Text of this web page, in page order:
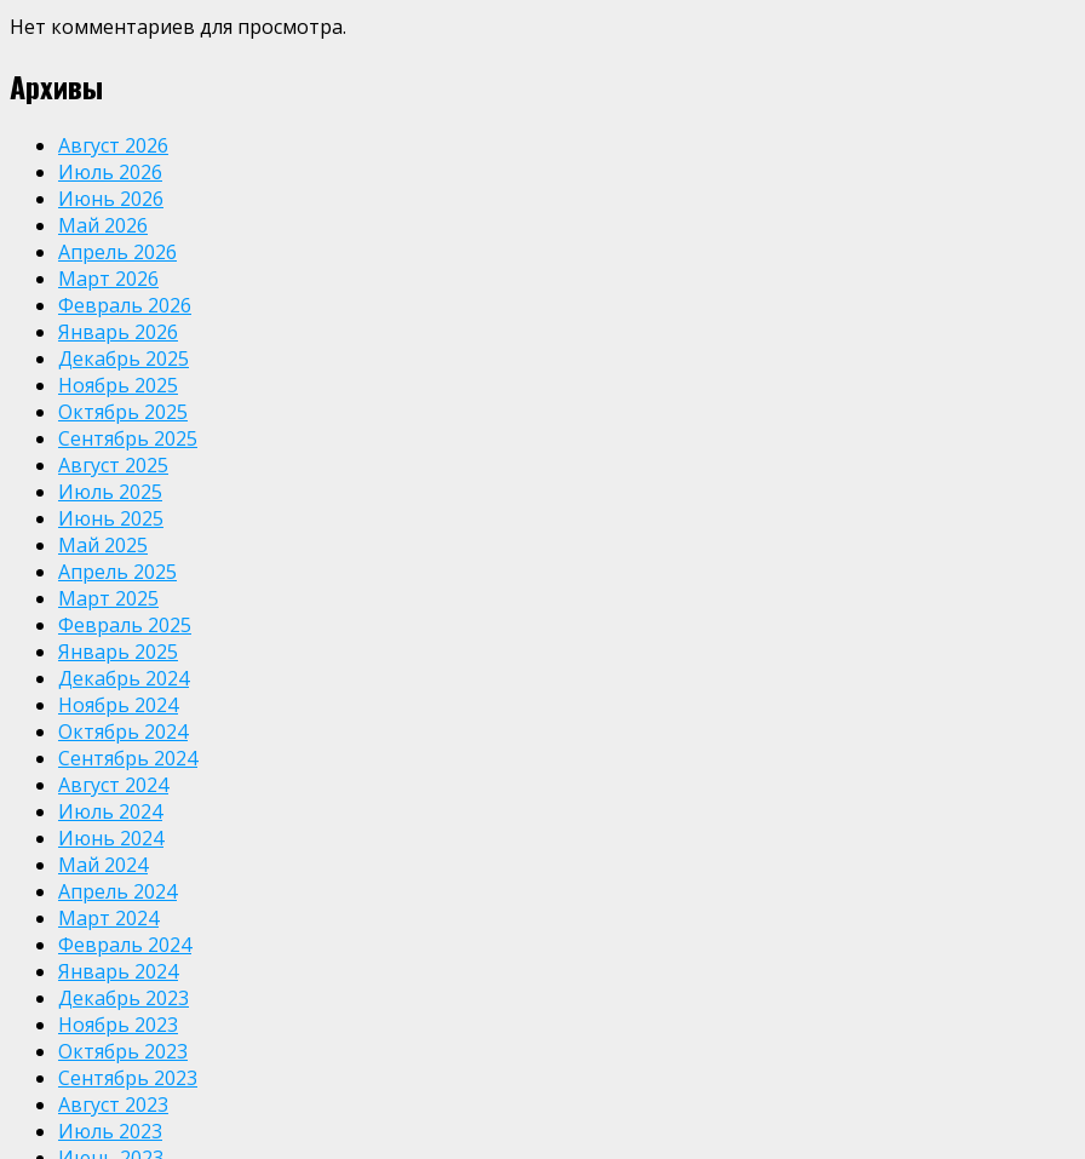
Нет комментариев для просмотра.
Архивы
Август 2026
Июль 2026
Июнь 2026
Май 2026
Апрель 2026
Март 2026
Февраль 2026
Январь 2026
Декабрь 2025
Ноябрь 2025
Октябрь 2025
Сентябрь 2025
Август 2025
Июль 2025
Июнь 2025
Май 2025
Апрель 2025
Март 2025
Февраль 2025
Январь 2025
Декабрь 2024
Ноябрь 2024
Октябрь 2024
Сентябрь 2024
Август 2024
Июль 2024
Июнь 2024
Май 2024
Апрель 2024
Март 2024
Февраль 2024
Январь 2024
Декабрь 2023
Ноябрь 2023
Октябрь 2023
Сентябрь 2023
Август 2023
Июль 2023